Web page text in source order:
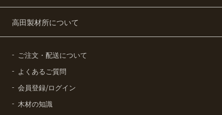
高田製材所について
ご注文・配送について
よくあるご質問
会員登録/ログイン
木材の知識